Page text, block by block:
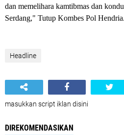
dan memelihara kamtibmas dan
Serdang," Tutup Kombes Pol
Headline
masukkan script iklan disini
DIREKOMENDASIKAN